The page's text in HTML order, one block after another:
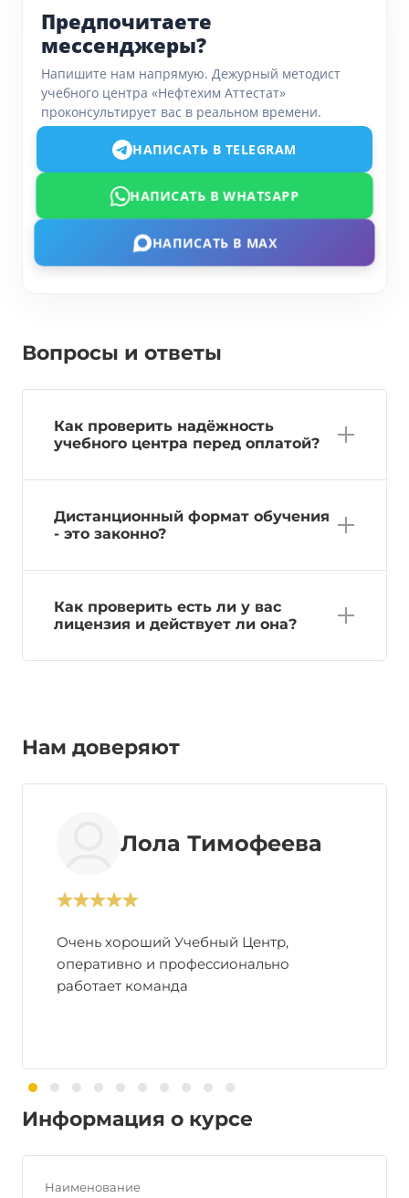
Предпочитаете
мессенджеры?
Напишите нам напрямую. Дежурный методист
учебного центра «Нефтехим Аттестат»
проконсультирует вас в реальном времени.
НАПИСАТЬ В TELEGRAM
НАПИСАТЬ В WHATSAPP
НАПИСАТЬ В MAX
Вопросы и ответы
Как проверить надёжность
учебного центра перед оплатой?
Дистанционный формат обучения
- это законно?
Как проверить есть ли у вас
лицензия и действует ли она?
Нам доверяют
Лола Тимофеева
Очень хороший Учебный Центр,
оперативно и профессионально
работает команда
Информация о курсе
Наименование